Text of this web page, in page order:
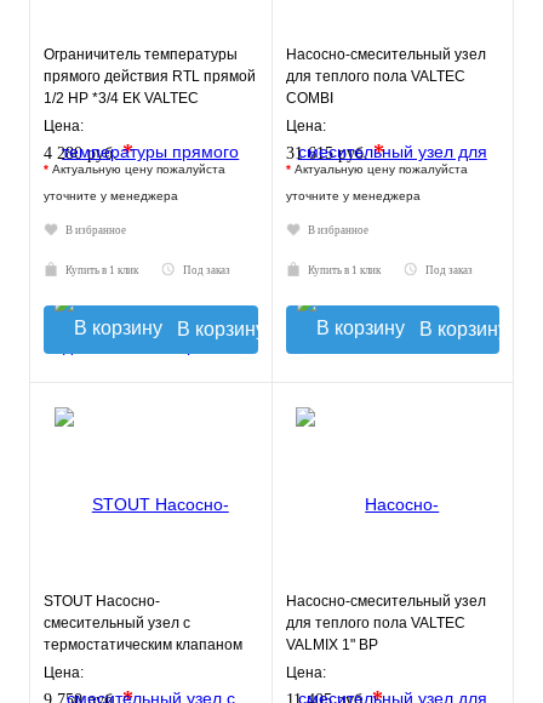
Ограничитель температуры
прямого действия RTL прямой
1/2 НР *3/4 ЕК VALTEC
Цена:
4 280 руб.*
* Актуальную цену пожалуйста
уточните у менеджера
В избранное
Купить в 1 клик Под заказ
В корзину
Насосно-смесительный узел
для теплого пола VALTEC
COMBI
Цена:
31 615 руб.*
* Актуальную цену пожалуйста
уточните у менеджера
В избранное
Купить в 1 клик Под заказ
В корзину
STOUT Насосно-
смесительный узел с
термостатическим клапаном
20-43°C и
жидкокристаллическим
Цена:
*
Насосно-смесительный узел
для теплого пола VALTEC
VALMIX 1" ВР
Цена:
*